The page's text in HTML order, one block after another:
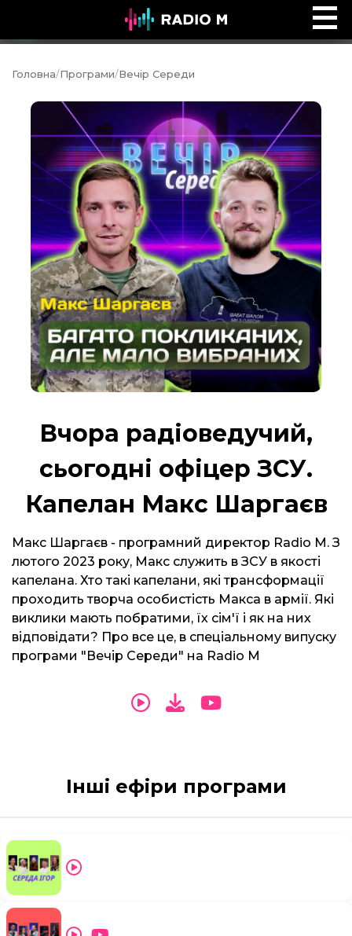
Добре, що ти тут
Головна/Програми/Вечір Середи
Вчора радіоведучий,
сьогодні офіцер ЗСУ.
Капелан Макс Шаргаєв
Макс Шаргаєв - програмний директор Radio M. З
лютого 2023 року, Макс служить в ЗСУ в якості
капелана. Хто такі капелани, які трансформації
проходить творча особистість Макса в армії. Які
виклики мають побратими, їх сім'ї і як на них
відповідати? Про все це, в спеціальному випуску
програми "Вечір Середи" на Radio M
Інші ефіри програми